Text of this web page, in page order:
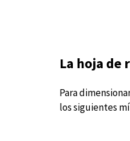
La hoja de
Para
los siguientes